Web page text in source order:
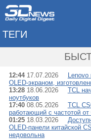
ТЕГИ
12:4417.07.2026
OLED-экраном,
13:28 18.06.2026
TCL
ноутбуков
17:40 08.05.2026
TCL
работающий с частотой
01:25 18.03.2026
OLED-панели китайской
недовольна